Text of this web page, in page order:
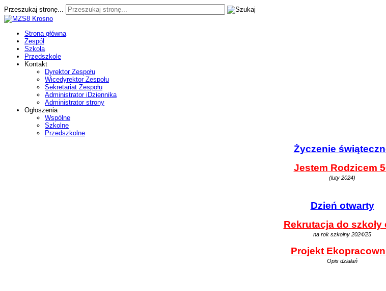
Przeszukaj stronę...
Strona główna
Zespół
Szkoła
Przedszkole
Kontakt
Dyrektor Zespołu
Wicedyrektor Zespołu
Sekretariat Zespołu
Administrator iDziennika
Administrator strony
Ogłoszenia
Wspólne
Szkolne
Przedszkolne
Życzenie
Jestem Rodzicem
(luty 2024)
Dzień otwarty
Rekrutacja do szkoły
na rok szkolny 2024/25
Projekt
Opis działań